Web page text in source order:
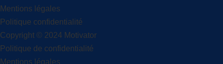
Mentions légales
Politique confidentialité
Copyright © 2024 Motivator
Politique de confidentialité
Mentions légales